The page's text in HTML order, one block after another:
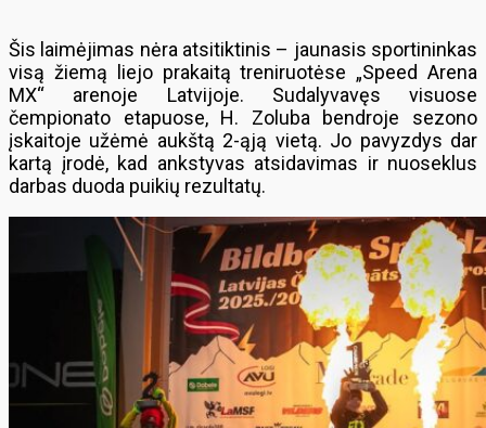
Šis laimėjimas nėra atsitiktinis – jaunasis sportininkas
visą žiemą liejo prakaitą treniruotėse „Speed Arena
MX“ arenoje Latvijoje. Sudalyvavęs visuose
čempionato etapuose, H. Zoluba bendroje sezono
įskaitoje užėmė aukštą 2-ąją vietą. Jo pavyzdys dar
kartą įrodė, kad ankstyvas atsidavimas ir nuoseklus
darbas duoda puikių rezultatų.